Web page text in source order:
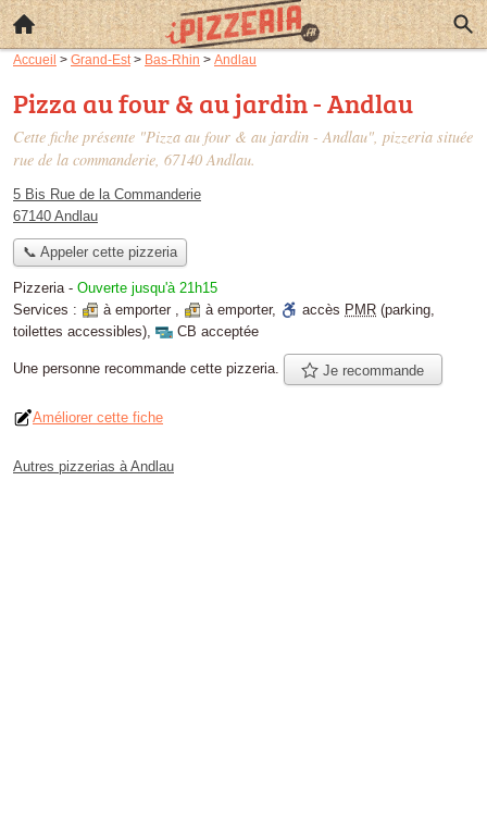
Accueil > Grand-Est > Bas-Rhin > Andlau
Pizza au four & au jardin - Andlau
Cette fiche présente "Pizza au four & au jardin - Andlau", pizzeria située
rue de la commanderie, 67140 Andlau.
5 Bis Rue de la Commanderie
67140 Andlau
📞 Appeler cette pizzeria
Pizzeria- Ouverte jusqu'à 21h15
Services :
à emporter , à emporter, accès PMR (parking,
toilettes accessibles), CB acceptée
Une personne recommande cette pizzeria. Je recommande
Améliorer cette fiche
Autres pizzerias à Andlau